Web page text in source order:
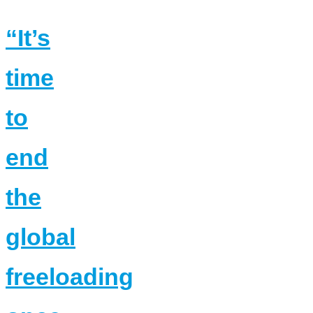
“It’s
time
to
end
the
global
freeloading